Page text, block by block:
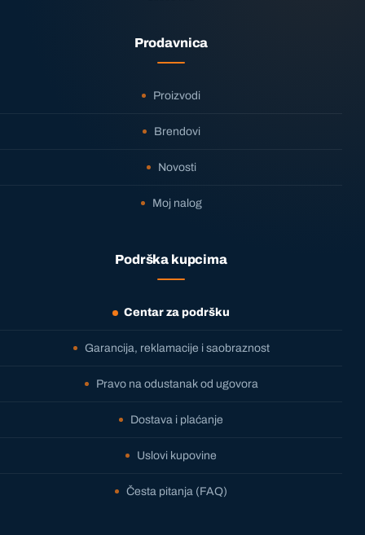
Prodavnica
Proizvodi
Brendovi
Novosti
Moj nalog
Podrška kupcima
Centar za podršku
Garancija, reklamacije i saobraznost
Pravo na odustanak od ugovora
Dostava i plaćanje
Uslovi kupovine
Česta pitanja (FAQ)